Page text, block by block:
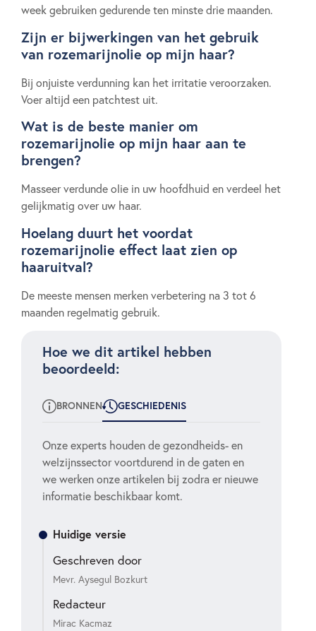
week gebruiken gedurende ten minste drie maanden.
Zijn er bijwerkingen van het gebruik
van rozemarijnolie op mijn haar?
Bij onjuiste verdunning kan het irritatie veroorzaken.
Voer altijd een patchtest uit.
Wat is de beste manier om
rozemarijnolie op mijn haar aan te
brengen?
Masseer verdunde olie in uw hoofdhuid en verdeel het
gelijkmatig over uw haar.
Hoelang duurt het voordat
rozemarijnolie effect laat zien op
haaruitval?
De meeste mensen merken verbetering na 3 tot 6
maanden regelmatig gebruik.
Hoe we dit artikel hebben
beoordeeld:
BRONNEN GESCHIEDENIS
Onze experts houden de gezondheids- en
welzijnssector voortdurend in de gaten en
we werken onze artikelen bij zodra er nieuwe
informatie beschikbaar komt.
Huidige versie
Geschreven door
Mevr. Aysegul Bozkurt
Redacteur
Mirac Kacmaz